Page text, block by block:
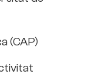
(CAP)